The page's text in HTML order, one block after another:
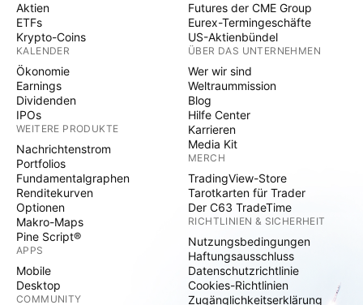
Aktien
ETFs
Krypto-Coins
KALENDER
Ökonomie
Earnings
Dividenden
IPOs
WEITERE PRODUKTE
Nachrichtenstrom
Portfolios
Fundamentalgraphen
Renditekurven
Optionen
Makro-Maps
Pine Script®
APPS
Mobile
Desktop
COMMUNITY
Futures der CME Group
Eurex-Termingeschäfte
US-Aktienbündel
ÜBER DAS UNTERNEHMEN
Wer wir sind
Weltraummission
Blog
Hilfe Center
Karrieren
Media Kit
MERCH
TradingView-Store
Tarotkarten für Trader
Der C63 TradeTime
RICHTLINIEN & SICHERHEIT
Nutzungsbedingungen
Haftungsausschluss
Datenschutzrichtlinie
Cookies-Richtlinien
Zugänglichkeitserklärung